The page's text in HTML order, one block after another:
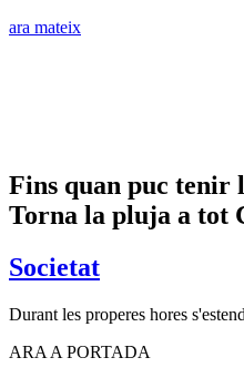
ara mateix
Fins quan puc tenir
Torna la pluja a tot
Societat
Durant les properes hores
ARA A PORTADA